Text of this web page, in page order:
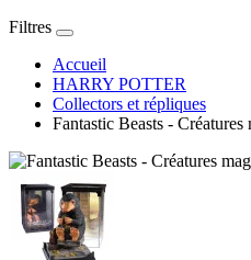
Filtres
Accueil
HARRY POTTER
Collectors et répliques
Fantastic Beasts -